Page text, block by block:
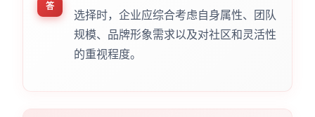
答
选择时，企业应综合考虑自身属性、团队
规模、品牌形象需求以及对社区和灵活性
的重视程度。